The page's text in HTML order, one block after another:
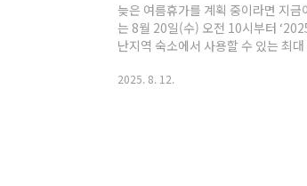
늦은 여름휴가를 계획 중이라면 지
는 8월 20일(수) 오전 10시부터
난지역 숙소에서 사용할 수 있는 최
안내 누리집 콜센터 1670-3980 전
2025. 8. 12.